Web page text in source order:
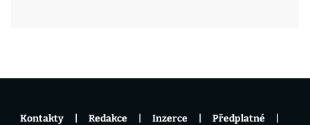
Kontakty Redakce Inzerce Předplatné